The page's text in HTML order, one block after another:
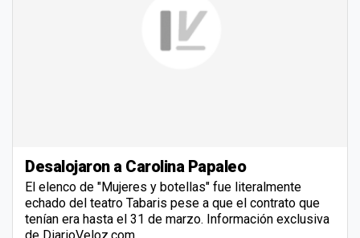
Desalojaron a Carolina Papaleo
El elenco de "Mujeres y botellas" fue literalmente
echado del teatro Tabaris pese a que el contrato que
tenían era hasta el 31 de marzo. Información exclusiva